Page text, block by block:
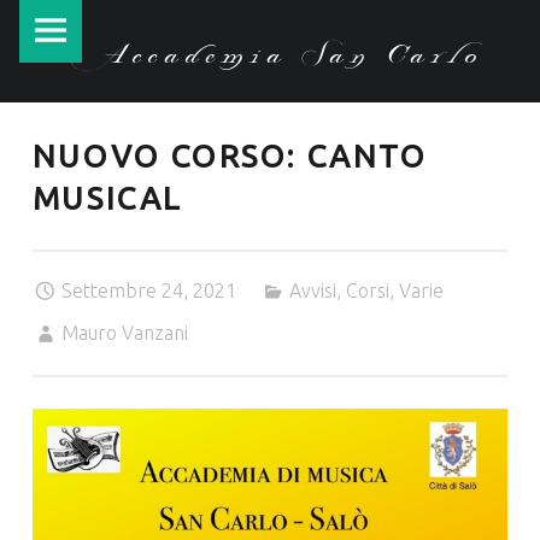
Accademia San Carlo
Accademia
navigation
Skip
NUOVO CORSO: CANTO
MUSICAL
Settembre 24, 2021 Avvisi, Corsi, Varie
Mauro Vanzani